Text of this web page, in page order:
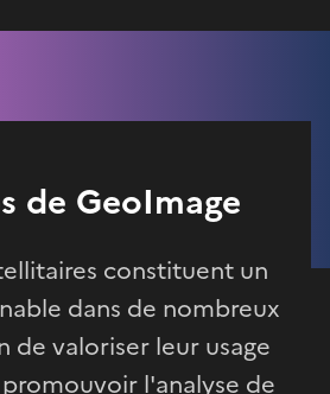
de GeoImage
constituent un
dans de nombreux
de valoriser leur usage
l'analyse de